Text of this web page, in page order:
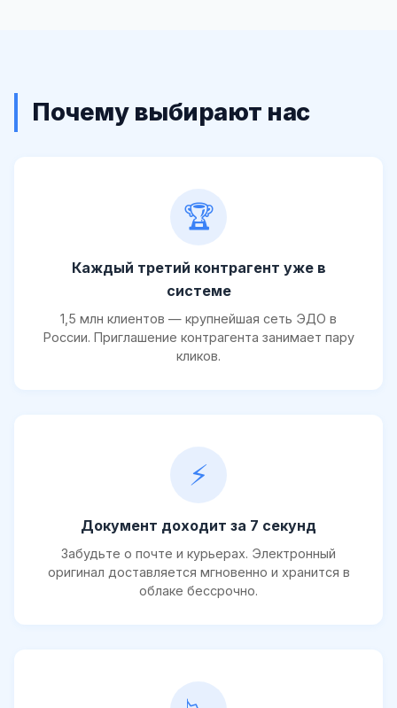
Почему выбирают нас
🏆
Каждый третий контрагент уже в
системе
1,5 млн клиентов — крупнейшая сеть ЭДО в
России. Приглашение контрагента занимает пару
кликов.
⚡
Документ доходит за 7 секунд
Забудьте о почте и курьерах. Электронный
оригинал доставляется мгновенно и хранится в
облаке бессрочно.